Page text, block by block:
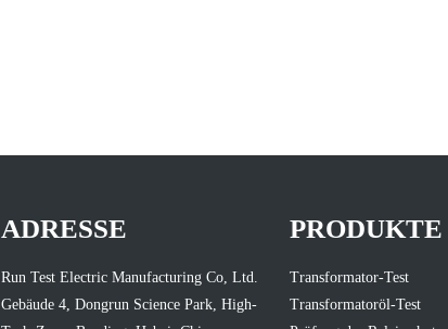
ADRESSE
Run Test Electric Manufacturing Co, Ltd.
Gebäude 4, Dongrun Science Park, High-
PRODUKTE
Transformator-Test
Transformatoröl-Test